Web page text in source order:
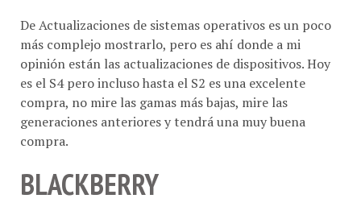
De Actualizaciones de sistemas operativos es un poco
más complejo mostrarlo, pero es ahí donde a mi
opinión están las actualizaciones de dispositivos. Hoy
es el S4 pero incluso hasta el S2 es una excelente
compra, no mire las gamas más bajas, mire las
generaciones anteriores y tendrá una muy buena
compra.
BLACKBERRY